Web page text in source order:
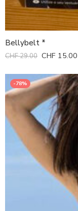
Bellybelt *
CHF29.00 CHF 15.00
-78%